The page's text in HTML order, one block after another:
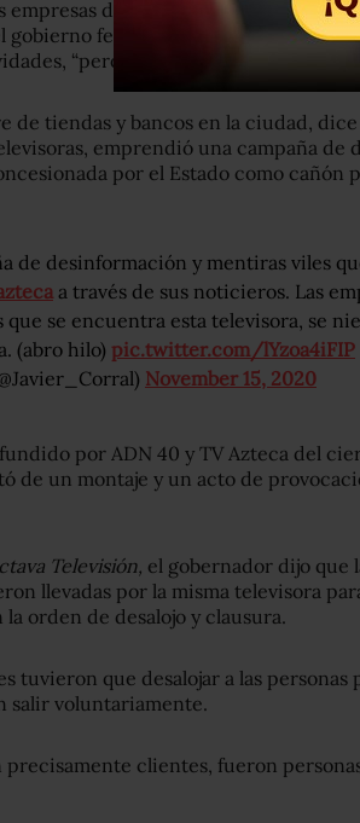
empresas de Ricardo Salinas Pliego
gobierno federal en gran parte del
“pero esa protección no le
de tiendas y bancos en la ciudad,
emprendió una campaña de
por el Estado como cañón
de desinformación y mentiras viles
a través de sus noticieros. Las
que se encuentra esta televisora, se
(abro hilo) pic.twitter.com/lYzoa4iFIP
November 15, 2020
por ADN 40 y TV Azteca del
de un montaje y un acto de
Televisión, el gobernador dijo que
llevadas por la misma televisora
orden de desalojo y clausura.
tuvieron que desalojar a las
salir voluntariamente.
precisamente clientes, fueron